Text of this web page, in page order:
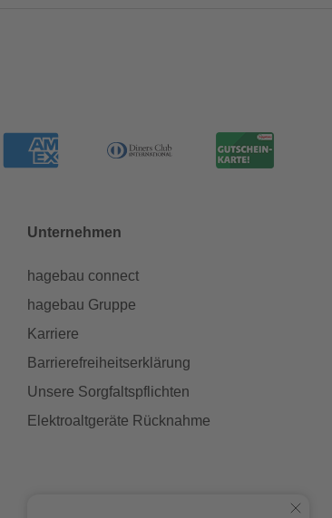
Unternehmen
hagebau connect
hagebau Gruppe
Karriere
Barrierefreiheitserklärung
Unsere Sorgfaltspflichten
Elektroaltgeräte Rücknahme